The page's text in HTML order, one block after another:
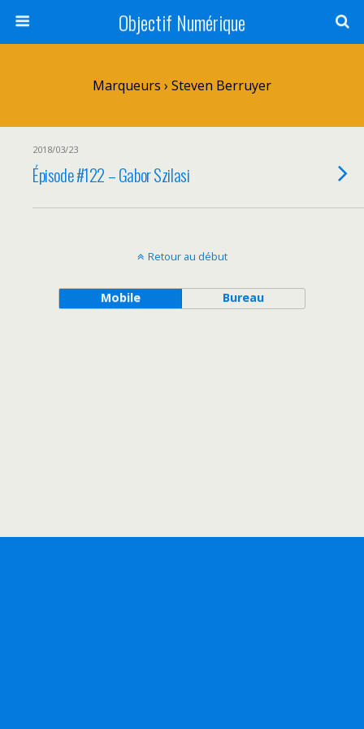
Objectif Numérique
Marqueurs › Steven Berruyer
2018/03/23
Épisode #122 – Gabor Szilasi
Retour au début
Mobile Bureau